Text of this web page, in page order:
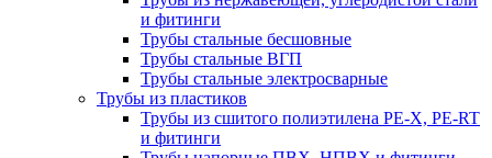
и фитинги
Трубы стальные бесшовные
Трубы стальные ВГП
Трубы стальные электросварные
Трубы из пластиков
Трубы из сшитого полиэтилена PE-X, PE-RT
и фитинги